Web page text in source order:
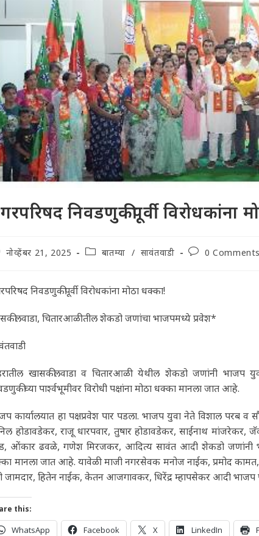
निवडणुकीपूर्वी विरोधकांना
नोव्हेंबर 21, 2025
Postबातम्या / सावंतवाडी
Post0 Comments
निवडणुकीपूर्वी विरोधकांना मोठा धक्का!
चितारआळीतील शेकडो जणांचा भाजपमध्ये प्रवेश*
खासकीलवाडा व चितारआळी येथील शेकडो जणांनी भाजप
पार्श्वभूमीवर विरोधी पक्षांना मोठा धक्का मानला जात आहे.
कार्यालयात हा पक्षप्रवेश पार पडला. भाजप युवा नेते विशाल परब व
होडावडेकर, राजू धारपवार, तुषार होडावडेकर, साईनाथ मांजरेकर,
ओंकार ढवळे, गणेश मिरजकर, आदित्य सावंत आदी शेकडो जणांनी
मानला जात आहे. यावेळी माजी नगरसेवक मनोज नाईक, प्रमोद
जामदार, हितेन नाईक, केतन आजगावकर, धिरेंद्र म्हापसेकर आदी भाजप
this:
WhatsApp Facebook X LinkedIn